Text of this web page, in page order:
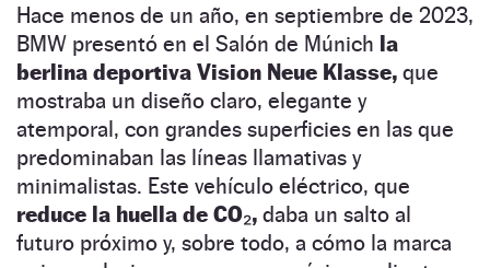
Hace menos de un año, en septiembre de 2023,
BMW presentó en el Salón de Múnich la
berlina deportiva Vision Neue Klasse, que
mostraba un diseño claro, elegante y
atemporal, con grandes superficies en las que
predominaban las líneas llamativas y
minimalistas. Este vehículo eléctrico, que
reduce la huella de CO₂, daba un salto al
futuro próximo y, sobre todo, a cómo la marca